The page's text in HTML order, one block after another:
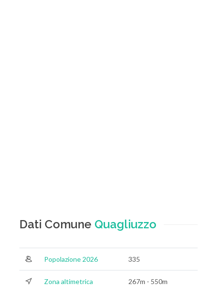
Dati Comune Quagliuzzo
Popolazione 2026 335
Zona altimetrica 267m - 550m